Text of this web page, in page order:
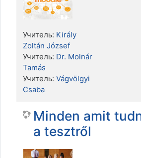
Учитель: Király
Zoltán József
Учитель: Dr. Molnár
Tamás
Учитель: Vágvölgyi
Csaba
Minden amit
a tesztről